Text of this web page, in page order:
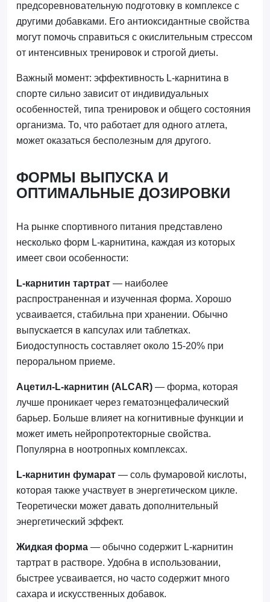
предсоревновательную подготовку в комплексе с
другими добавками. Его антиоксидантные свойства
могут помочь справиться с окислительным стрессом
от интенсивных тренировок и строгой диеты.
Важный момент: эффективность L-карнитина в
спорте сильно зависит от индивидуальных
особенностей, типа тренировок и общего состояния
организма. То, что работает для одного атлета,
может оказаться бесполезным для другого.
ФОРМЫ ВЫПУСКА И
ОПТИМАЛЬНЫЕ ДОЗИРОВКИ
На рынке спортивного питания представлено
несколько форм L-карнитина, каждая из которых
имеет свои особенности:
L-карнитин тартрат— наиболее
распространенная и изученная форма. Хорошо
усваивается, стабильна при хранении. Обычно
выпускается в капсулах или таблетках.
Биодоступность составляет около 15-20% при
пероральном приеме.
Ацетил-L-карнитин (ALCAR)— форма, которая
лучше проникает через гематоэнцефалический
барьер. Больше влияет на когнитивные функции и
может иметь нейропротекторные свойства.
Популярна в ноотропных комплексах.
L-карнитин фумарат— соль фумаровой кислоты,
которая также участвует в энергетическом цикле.
Теоретически может давать дополнительный
энергетический эффект.
Жидкая форма— обычно содержит L-карнитин
тартрат в растворе. Удобна в использовании,
быстрее усваивается, но часто содержит много
сахара и искусственных добавок.